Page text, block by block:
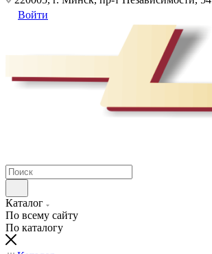
Войти
Каталог
По всему сайту
По каталогу